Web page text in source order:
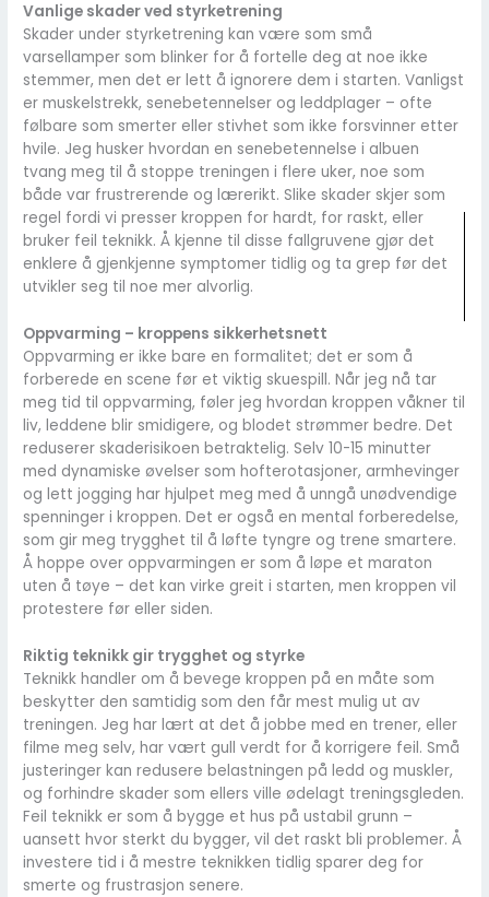
Vanlige skader ved styrketrening
Skader under styrketrening kan være som små
varsellamper som blinker for å fortelle deg at noe ikke
stemmer, men det er lett å ignorere dem i starten. Vanligst
er muskelstrekk, senebetennelser og leddplager – ofte
følbare som smerter eller stivhet som ikke forsvinner etter
hvile. Jeg husker hvordan en senebetennelse i albuen
tvang meg til å stoppe treningen i flere uker, noe som
både var frustrerende og lærerikt. Slike skader skjer som
regel fordi vi presser kroppen for hardt, for raskt, eller
bruker feil teknikk. Å kjenne til disse fallgruvene gjør det
enklere å gjenkjenne symptomer tidlig og ta grep før det
utvikler seg til noe mer alvorlig.
Oppvarming – kroppens sikkerhetsnett
Oppvarming er ikke bare en formalitet; det er som å
forberede en scene før et viktig skuespill. Når jeg nå tar
meg tid til oppvarming, føler jeg hvordan kroppen våkner til
liv, leddene blir smidigere, og blodet strømmer bedre. Det
reduserer skaderisikoen betraktelig. Selv 10-15 minutter
med dynamiske øvelser som hofterotasjoner, armhevinger
og lett jogging har hjulpet meg med å unngå unødvendige
spenninger i kroppen. Det er også en mental forberedelse,
som gir meg trygghet til å løfte tyngre og trene smartere.
Å hoppe over oppvarmingen er som å løpe et maraton
uten å tøye – det kan virke greit i starten, men kroppen vil
protestere før eller siden.
Riktig teknikk gir trygghet og styrke
Teknikk handler om å bevege kroppen på en måte som
beskytter den samtidig som den får mest mulig ut av
treningen. Jeg har lært at det å jobbe med en trener, eller
filme meg selv, har vært gull verdt for å korrigere feil. Små
justeringer kan redusere belastningen på ledd og muskler,
og forhindre skader som ellers ville ødelagt treningsgleden.
Feil teknikk er som å bygge et hus på ustabil grunn –
uansett hvor sterkt du bygger, vil det raskt bli problemer. Å
investere tid i å mestre teknikken tidlig sparer deg for
smerte og frustrasjon senere.